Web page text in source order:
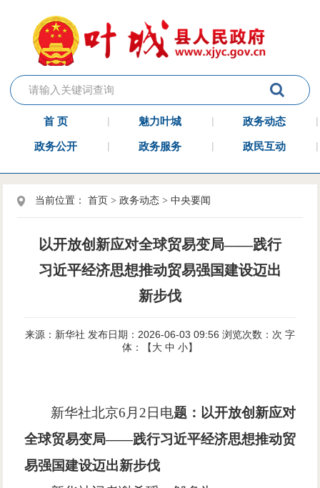
首 页 魅力叶城 政务动态
政务公开 政务服务 政民互动
当前位置：首页 >政务动态 >中央要闻
以开放创新应对全球贸易变局——践行
习近平经济思想推动贸易强国建设迈出
新步伐
来源：新华社 发布日期：2026-06-03 09:56 浏览次数： 次 字
体：【大 中 小】
新华社北京6 月 2日电题：以开放创新应对
全球贸易变局——践行习近平经济思想推动贸
易强国建设迈出新步伐